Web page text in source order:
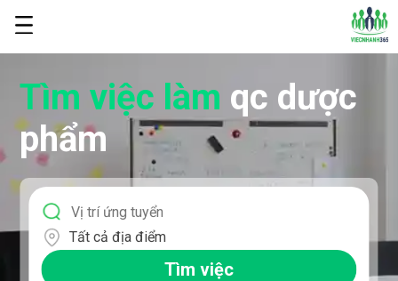
Tìm việc làm qc dược
phẩm
Tất cả địa điểm
Tìm việc